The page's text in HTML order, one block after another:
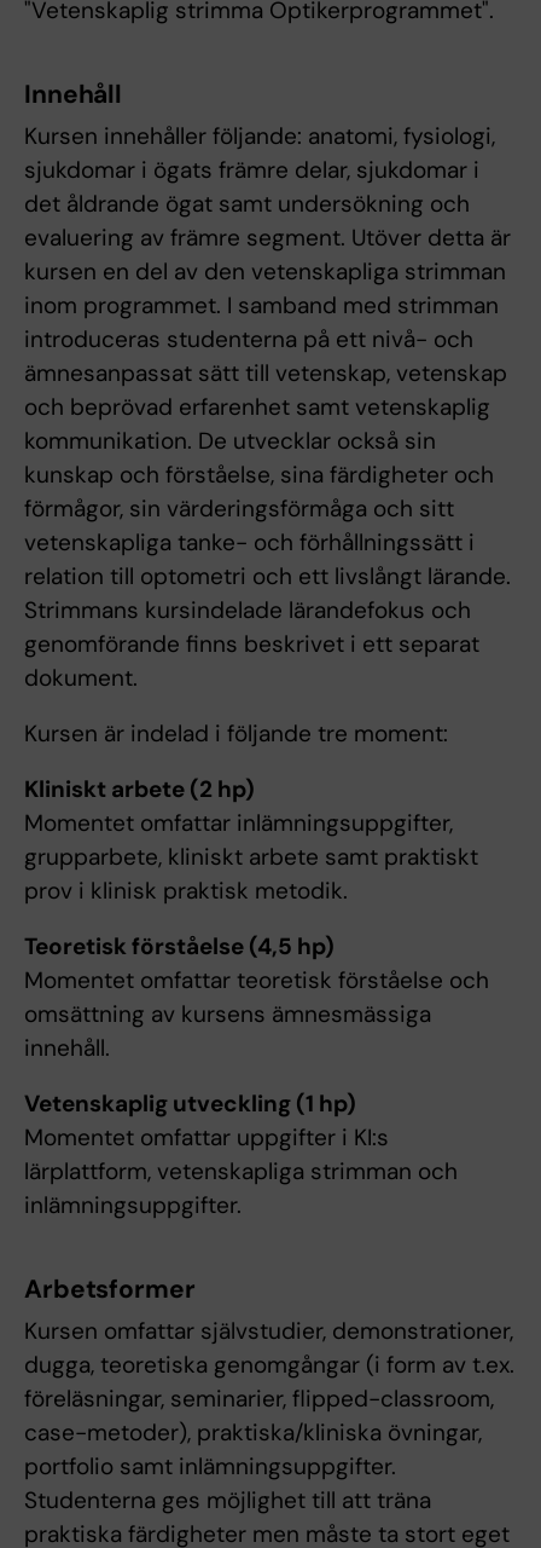
"Vetenskaplig strimma Optikerprogrammet".
Innehåll
Kursen innehåller följande: anatomi, fysiologi,
sjukdomar i ögats främre delar, sjukdomar i
det åldrande ögat samt undersökning och
evaluering av främre segment. Utöver detta är
kursen en del av den vetenskapliga strimman
inom programmet. I samband med strimman
introduceras studenterna på ett nivå- och
ämnesanpassat sätt till vetenskap, vetenskap
och beprövad erfarenhet samt vetenskaplig
kommunikation. De utvecklar också sin
kunskap och förståelse, sina färdigheter och
förmågor, sin värderingsförmåga och sitt
vetenskapliga tanke- och förhållningssätt i
relation till optometri och ett livslångt lärande.
Strimmans kursindelade lärandefokus och
genomförande finns beskrivet i ett separat
dokument.
Kursen är indelad i följande tre moment:
Kliniskt arbete (2 hp)
Momentet omfattar inlämningsuppgifter,
grupparbete, kliniskt arbete samt praktiskt
prov i klinisk praktisk metodik.
Teoretisk förståelse (4,5 hp)
Momentet omfattar teoretisk förståelse och
omsättning av kursens ämnesmässiga
innehåll.
Vetenskaplig utveckling (1 hp)
Momentet omfattar uppgifter i KI:s
lärplattform, vetenskapliga strimman och
inlämningsuppgifter.
Arbetsformer
Kursen omfattar självstudier, demonstrationer,
dugga, teoretiska genomgångar (i form av t.ex.
föreläsningar, seminarier, flipped-classroom,
case-metoder), praktiska/kliniska övningar,
portfolio samt inlämningsuppgifter.
Studenterna ges möjlighet till att träna
praktiska färdigheter men måste ta stort eget